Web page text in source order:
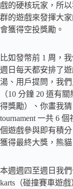
戲的硬核玩家，所
群的遊戲來發揮大
會獲得空投獎勵。
比如發幣前 1 周，
週日每天都安排了
湯、用戶提問，我
（10 分鐘 20 道有
得獎勵）、你畫我猜
tournament 一共 6
個遊戲參與即有積
獲得最終大獎，熊
本週週四至週日我
karts（碰撞賽車遊